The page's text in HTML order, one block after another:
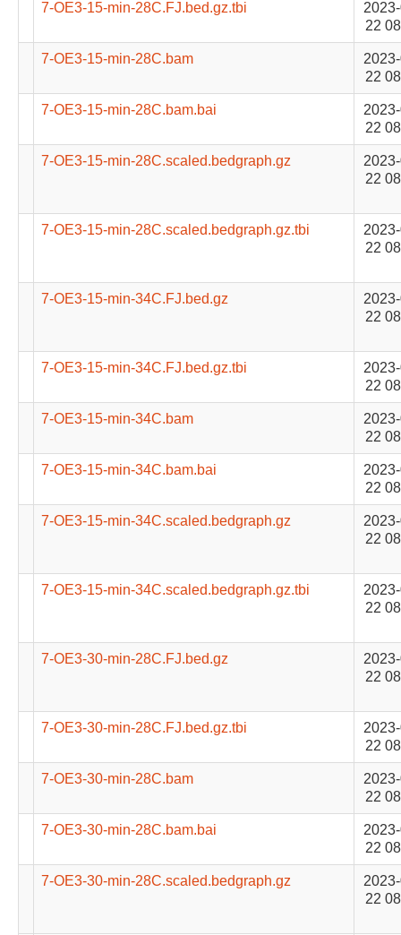
7-OE3-15-min-28C.FJ.bed.gz.tbi
22
7-OE3-15-min-28C.bam
22
7-OE3-15-min-28C.bam.bai
22
7-OE3-15-min-28C.scaled.bedgraph.gz
22
7-OE3-15-min-28C.scaled.bedgraph.gz.tbi
22
7-OE3-15-min-34C.FJ.bed.gz
22
7-OE3-15-min-34C.FJ.bed.gz.tbi
22
7-OE3-15-min-34C.bam
22
7-OE3-15-min-34C.bam.bai
22
7-OE3-15-min-34C.scaled.bedgraph.gz
22
7-OE3-15-min-34C.scaled.bedgraph.gz.tbi
22
7-OE3-30-min-28C.FJ.bed.gz
22
7-OE3-30-min-28C.FJ.bed.gz.tbi
22
7-OE3-30-min-28C.bam
22
7-OE3-30-min-28C.bam.bai
22
7-OE3-30-min-28C.scaled.bedgraph.gz
22